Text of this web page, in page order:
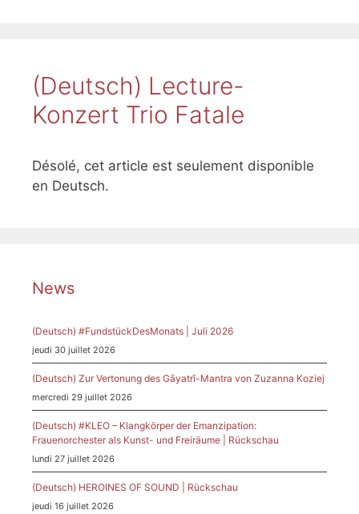
(Deutsch) Lecture-
Konzert Trio Fatale
Désolé, cet article est seulement disponible
en Deutsch.
News
(Deutsch) #FundstückDesMonats | Juli 2026
jeudi 30 juillet 2026
(Deutsch) Zur Vertonung des Gāyatrī-Mantra von Zuzanna Koziej
mercredi 29 juillet 2026
(Deutsch) #KLEO – Klangkörper der Emanzipation:
Frauenorchester als Kunst- und Freiräume | Rückschau
lundi 27 juillet 2026
(Deutsch) HEROINES OF SOUND | Rückschau
jeudi 16 juillet 2026